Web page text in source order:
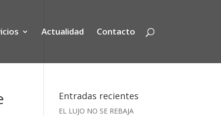
Actualidad Contacto
Entradas recientes
EL LUJO NO SE REBAJA